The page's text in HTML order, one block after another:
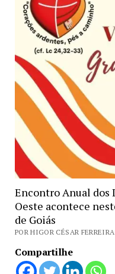
Encontro Anual dos
Oeste acontece
de Goiás
POR HIGOR CÉSAR
Compartilhe